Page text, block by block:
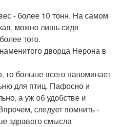
- более 10 тонн. На самом
можно лишь сидя
того.
дворца Нерона в
то больше всего напоминает
для птиц. Пафосно и
а уж об удобстве и
следует помнить -
здравого смысла